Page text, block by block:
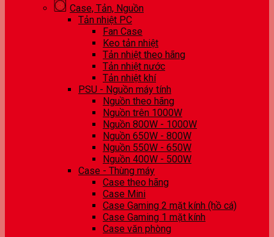
Case, Tản, Nguồn
Tản nhiệt PC
Fan Case
Keo tản nhiệt
Tản nhiệt theo hãng
Tản nhiệt nước
Tản nhiệt khí
PSU - Nguồn máy tính
Nguồn theo hãng
Nguồn trên 1000W
Nguồn 800W - 1000W
Nguồn 650W - 800W
Nguồn 550W - 650W
Nguồn 400W - 500W
Case - Thùng máy
Case theo hãng
Case Mini
Case Gaming 2 mặt kính (hồ cá)
Case Gaming 1 mặt kính
Case văn phòng